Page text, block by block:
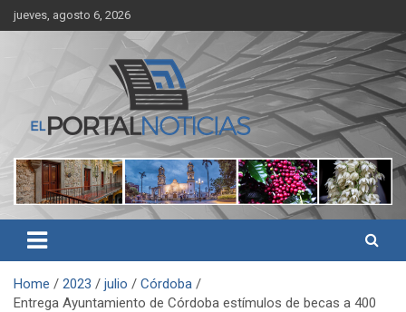
Skip
to
jueves, agosto 6, 2026
El Portal Noticias
Noticias de Córdoba, Veracruz y al región
Home 2023 julio
Córdoba
Entrega Ayuntamiento de Córdoba estímulos de becas a 400